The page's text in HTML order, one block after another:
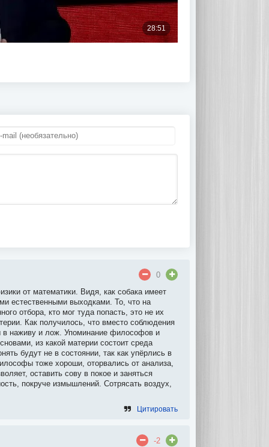
0
от математики. Видя, как собака имеет
естественными выходками. То, что на
отбора, кто мог туда попасть, это не их
Как получилось, что вместо соблюдения
в наживу и лож. Упоминание философов и
из какой материи состоит среда
будут не в состоянии, так как упёрлись в
тоже хороши, оторвались от анализа,
оставить сову в покое и заняться
покруче измышлений. Сотрясать воздух,
Цитировать
-2